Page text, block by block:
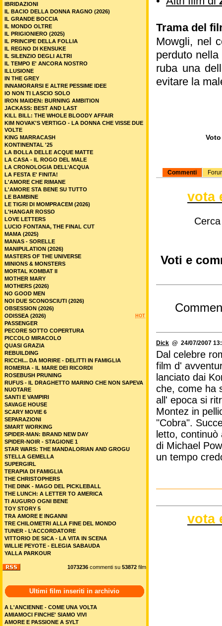
Trama del
Mowgli, nel
perduto
ruba una
evitare la
Commenti
vota
Voti e
Dick @ 24/07/2007
Dal celebre
film d'
lanciato dai
che, come ha
all' epoca si
Montez in
"Cobra".
letto,
di Michael
un tempo
vota
IBRIDAZIONI
IL BACIO DELLA DONNA RAGNO (2026)
IL GRANDE BOCCIA
IL MONDO OLTRE
IL PRIGIONIERO (2025)
IL PRINCIPE DELLA FOLLIA
IL REGNO DI KENSUKE
IL SILENZIO DEGLI ALTRI
IL TEMPO E' ANCORA NOSTRO
ILLUSIONE
IN THE GREY
INNAMORARSI E ALTRE PESSIME IDEE
IO NON TI LASCIO SOLO
IRON MAIDEN: BURNING AMBITION
JACKASS: BEST AND LAST
KILL BILL: THE WHOLE BLOODY AFFAIR
KIM NOVAK'S VERTIGO - LA DONNA CHE VISSE DUE
VOLTE
KING MARRACASH
KONTINENTAL '25
LA BOLLA DELLE ACQUE MATTE
LA CASA - IL ROGO DEL MALE
LA CRONOLOGIA DELL’ACQUA
LA FESTA E' FINITA!
L'AMORE CHE RIMANE
L'AMORE STA BENE SU TUTTO
LE BAMBINE
LE TIGRI DI MOMPRACEM (2026)
L'HANGAR ROSSO
LOVE LETTERS
LUCIO FONTANA, THE FINAL CUT
MAMA (2025)
MANAS - SORELLE
MANIPULATION (2026)
MASTERS OF THE UNIVERSE
MINIONS & MONSTERS
MORTAL KOMBAT II
MOTHER MARY
MOTHERS (2026)
NO GOOD MEN
NOI DUE SCONOSCIUTI (2026)
OBSESSION (2026)
HOT
ODISSEA (2026)
PASSENGER
PECORE SOTTO COPERTURA
PICCOLO MIRACOLO
QUASI GRAZIA
REBUILDING
RICCHI... DA MORIRE - DELITTI IN FAMIGLIA
ROMERIA - IL MARE DEI RICORDI
ROSEBUSH PRUNING
RUFUS - IL DRAGHETTO MARINO CHE NON SAPEVA
NUOTARE
SANTI E VAMPIRI
SAVAGE HOUSE
SCARY MOVIE 6
SEPARAZIONI
SMART WORKING
SPIDER-MAN: BRAND NEW DAY
SPIDER-NOIR - STAGIONE 1
STAR WARS: THE MANDALORIAN AND GROGU
STELLA GEMELLA
SUPERGIRL
TERAPIA DI FAMIGLIA
THE CHRISTOPHERS
THE DINK - MAGO DEL PICKLEBALL
THE LUNCH: A LETTER TO AMERICA
TI AUGURO OGNI BENE
TOY STORY 5
TRA AMORE E INGANNI
TRE CHILOMETRI ALLA FINE DEL MONDO
TUNER - L’ACCORDATORE
VITTORIO DE SICA - LA VITA IN SCENA
WILLIE PEYOTE - ELEGIA SABAUDA
YALLA PARKOUR
1073236 commenti su 53872 film
Ultimi film inseriti in archivio
A L'ANCIENNE - COME UNA VOLTA
AMIAMOCI FINCHE' SIAMO VIVI
AMORE E PASSIONE A SYLT